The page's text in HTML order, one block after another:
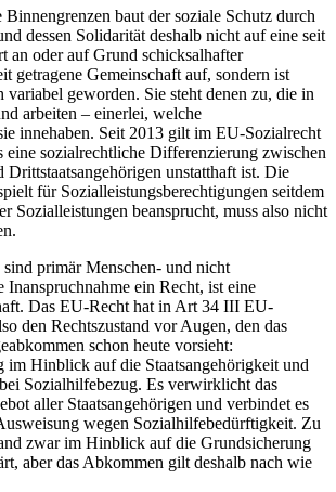
baut der soziale Schutz durch
dessen Solidarität deshalb nicht auf eine seit
an oder auf Grund schicksalhafter
getragene Gemeinschaft auf, sondern ist
variabel geworden. Sie steht denen zu, die in
arbeiten – einerlei, welche
innehaben. Seit 2013 gilt im EU-Sozialrecht
eine sozialrechtliche Differenzierung zwischen
unstatthaft ist. Die
für Sozialleistungsberechtigungen seitdem
Sozialleistungen beansprucht, muss also nicht
primär Menschen- und nicht
Inanspruchnahme ein Recht, ist eine
Das EU-Recht hat in Art 34 III EU-
den Rechtszustand vor Augen, den das
schon heute vorsieht:
Hinblick auf die Staatsangehörigkeit und
Sozialhilfebezug. Es verwirklicht das
aller Staatsangehörigen und verbindet es
wegen Sozialhilfebedürftigkeit. Zu
zwar im Hinblick auf die Grundsicherung
aber das Abkommen gilt deshalb nach wie